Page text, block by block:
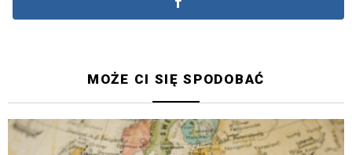
MOŻE CI SIĘ SPODOBAĆ